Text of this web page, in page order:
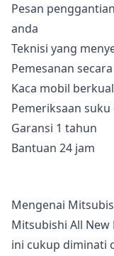
Pesan
anda
Teknisi yang
Pemesanan
Kaca mobil
Pemeriksaan suku
Garansi 1 tahun
Bantuan 24 jam
Mengenai
Mitsubishi All New
ini cukup diminati